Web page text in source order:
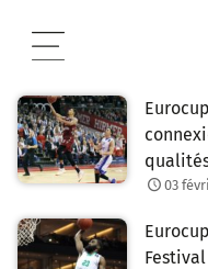
contenu
03